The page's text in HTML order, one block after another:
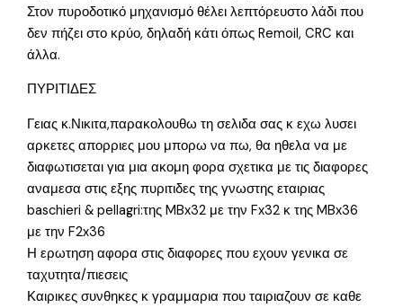
Στον πυροδοτικό μηχανισμό θέλει λεπτόρευστο λάδι που
δεν πήζει στο κρύο, δηλαδή κάτι όπως Remoil, CRC και
άλλα.
ΠΥΡΙΤΙΔΕΣ
Γειας κ.Νικιτα,παρακολουθω τη σελιδα σας κ εχω λυσει
αρκετες απορριες μου μπορω να πω, θα ηθελα να με
διαφωτισεται για μια ακομη φορα σχετικα με τις διαφορες
αναμεσα στις εξης πυριτιδες της γνωστης εταιριας
baschieri & pellagri:της MBx32 με την Fx32 κ της MBx36
με την F2x36
Η ερωτηση αφορα στις διαφορες που εχουν γενικα σε
ταχυτητα/πιεσεις
Καιρικες συνθηκες κ γραμμαρια που ταιριαζουν σε καθε